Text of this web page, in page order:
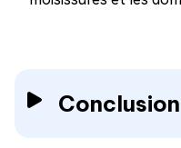
Conclusion